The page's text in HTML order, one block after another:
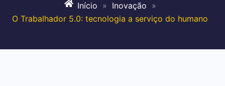
Início » Inovação »
O Trabalhador 5.0: tecnologia a serviço do humano